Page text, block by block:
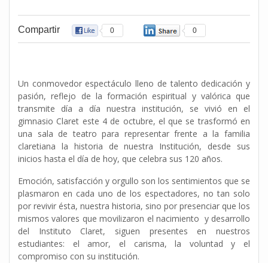
Compartir 0 0
Un conmovedor espectáculo lleno de talento dedicación y
pasión, reflejo de la formación espiritual y valórica que
transmite día a día nuestra institución, se vivió en el
gimnasio Claret este 4 de octubre, el que se trasformó en
una sala de teatro para representar frente a la familia
claretiana la historia de nuestra Institución, desde sus
inicios hasta el día de hoy, que celebra sus 120 años.
Emoción, satisfacción y orgullo son los sentimientos que se
plasmaron en cada uno de los espectadores, no tan solo
por revivir ésta, nuestra historia, sino por presenciar que los
mismos valores que movilizaron el nacimiento y desarrollo
del Instituto Claret, siguen presentes en nuestros
estudiantes: el amor, el carisma, la voluntad y el
compromiso con su institución.